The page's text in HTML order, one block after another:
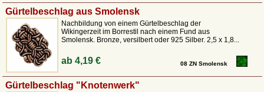
Gürtelbeschlag aus Smolensk
Nachbildung von einem Gürtelbeschlag der
Wikingerzeit im Borrestil nach einem Fund aus
Smolensk. Bronze, versilbert oder 925 Silber. 2,5 x 1,8...
ab4,19 € 08 ZN Smolensk
Gürtelbeschlag "Knotenwerk"